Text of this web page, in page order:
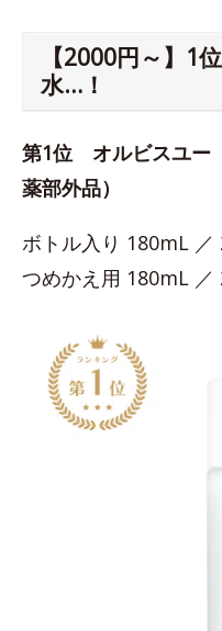
【2000円～】1
水…！
第1位 オルビスユー
薬部外品）
ボトル入り 180mL ／
つめかえ用 180mL ／